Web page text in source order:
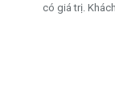
có giá trị.